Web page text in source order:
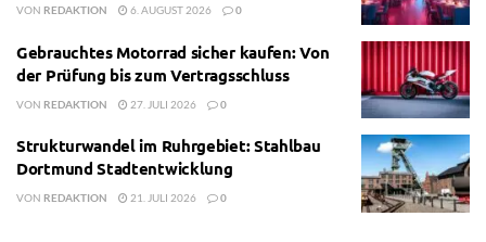
VON REDAKTION 6. AUGUST 2026 0
Gebrauchtes Motorrad sicher kaufen: Von
der Prüfung bis zum Vertragsschluss
VON REDAKTION 27. JULI 2026 0
Strukturwandel im Ruhrgebiet: Stahlbau
Dortmund Stadtentwicklung
VON REDAKTION 21. JULI 2026 0